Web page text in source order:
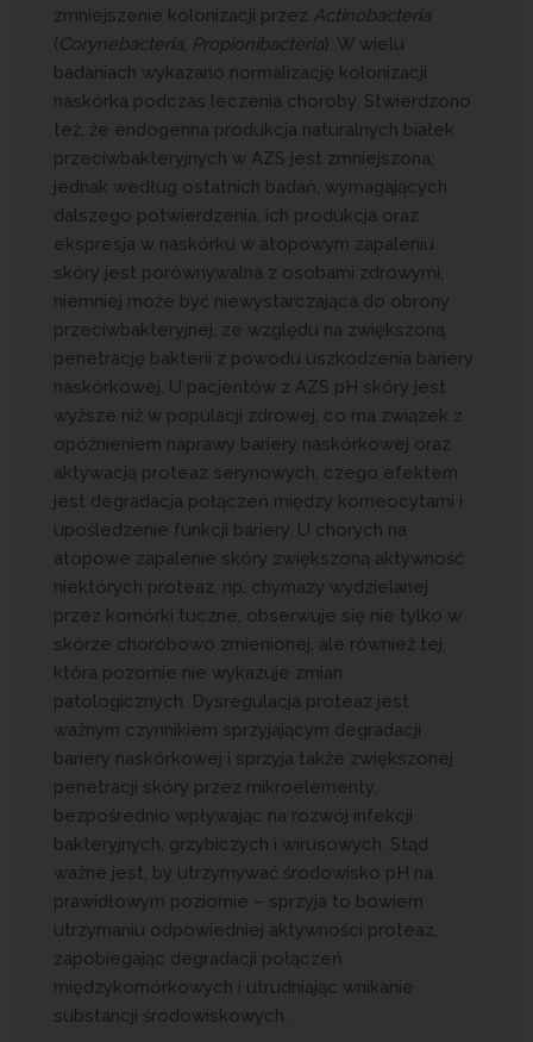
zmniejszenie kolonizacji przez Actinobacteria
(Corynebacteria, Propionibacteria). W wielu
badaniach wykazano normalizację kolonizacji
naskórka podczas leczenia choroby. Stwierdzono
też, że endogenna produkcja naturalnych białek
przeciwbakteryjnych w AZS jest zmniejszona;
jednak według ostatnich badań, wymagających
dalszego potwierdzenia, ich produkcja oraz
ekspresja w naskórku w atopowym zapaleniu
skóry jest porównywalna z osobami zdrowymi,
niemniej może być niewystarczająca do obrony
przeciwbakteryjnej, ze względu na zwiększoną
penetrację bakterii z powodu uszkodzenia bariery
naskórkowej. U pacjentów z AZS pH skóry jest
wyższe niż w populacji zdrowej, co ma związek z
opóźnieniem naprawy bariery naskórkowej oraz
aktywacją proteaz serynowych, czego efektem
jest degradacja połączeń między korneocytami i
upośledzenie funkcji bariery. U chorych na
atopowe zapalenie skóry zwiększoną aktywność
niektórych proteaz, np. chymazy wydzielanej
przez komórki tuczne, obserwuje się nie tylko w
skórze chorobowo zmienionej, ale również tej,
która pozornie nie wykazuje zmian
patologicznych. Dysregulacja proteaz jest
ważnym czynnikiem sprzyjającym degradacji
bariery naskórkowej i sprzyja także zwiększonej
penetracji skóry przez mikroelementy,
bezpośrednio wpływając na rozwój infekcji
bakteryjnych, grzybiczych i wirusowych. Stąd
ważne jest, by utrzymywać środowisko pH na
prawidłowym poziomie – sprzyja to bowiem
utrzymaniu odpowiedniej aktywności proteaz,
zapobiegając degradacji połączeń
międzykomórkowych i utrudniając wnikanie
substancji środowiskowych.